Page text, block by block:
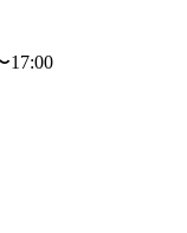
17:00